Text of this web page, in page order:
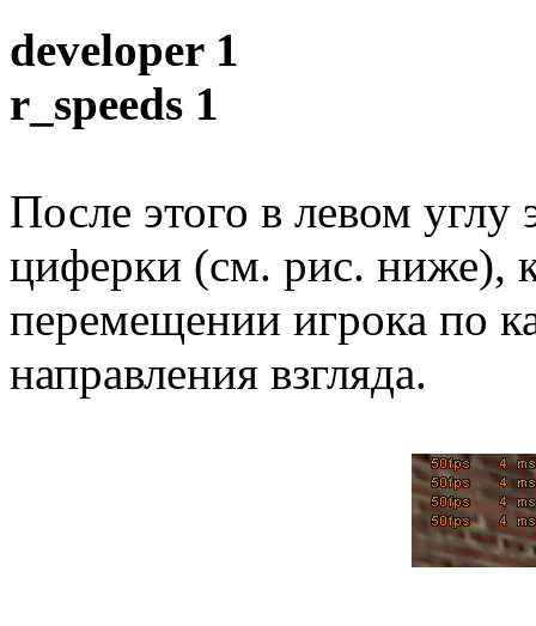
developer 1
r_speeds 1
После этого в левом углу
циферки (см. рис. ниже),
перемещении игрока по
направления взгляда.